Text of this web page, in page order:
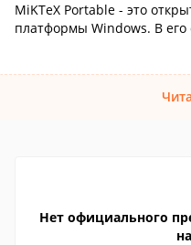
MiKTeX Portable - это
платформы Windows. В его
Нет официального